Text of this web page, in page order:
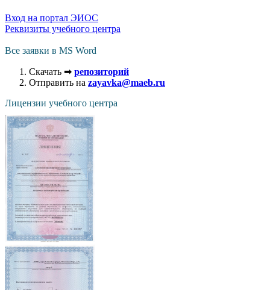
Вход на портал ЭИОС
Реквизиты учебного центра
Все заявки в MS Word
Скачать ➡ репозиторий
Отправить на zayavka@maeb.ru
Лицензии учебного центра